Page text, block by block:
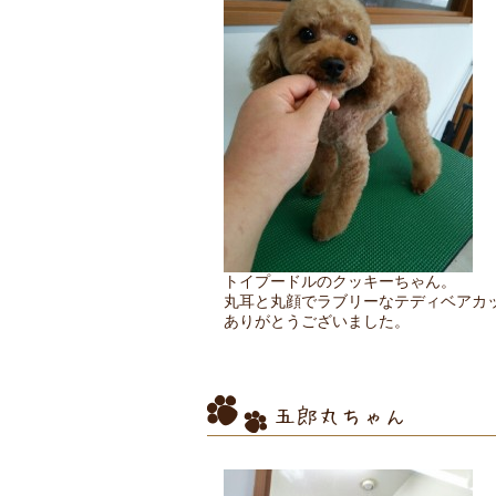
トイプードルのクッキーちゃん。
丸耳と丸顔でラブリーなテディベアカ
ありがとうございました。
五郎丸ちゃん